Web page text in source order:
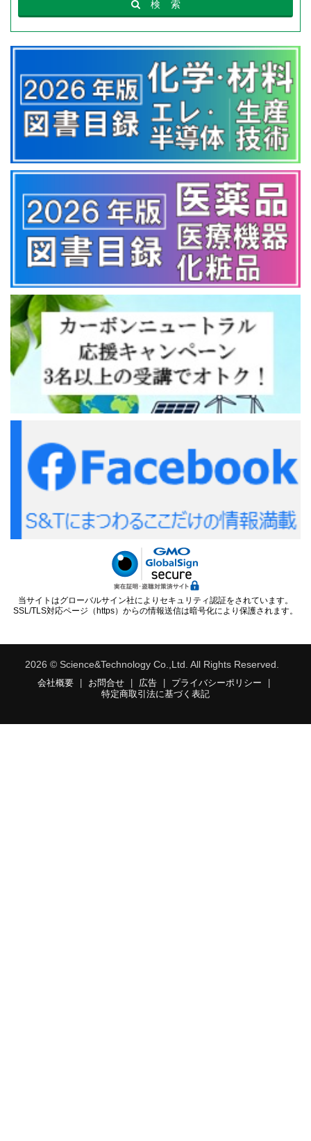
検 索
当サイトはグローバルサイン社によりセキュリティ認証をされています。
SSL/TLS対応ページ（https）からの情報送信は暗号化により保護されます。
2026 © Science&Technology Co.,Ltd. All Rights Reserved.
会社概要 お問合せ 広告 プライバシーポリシー
特定商取引法に基づく表記